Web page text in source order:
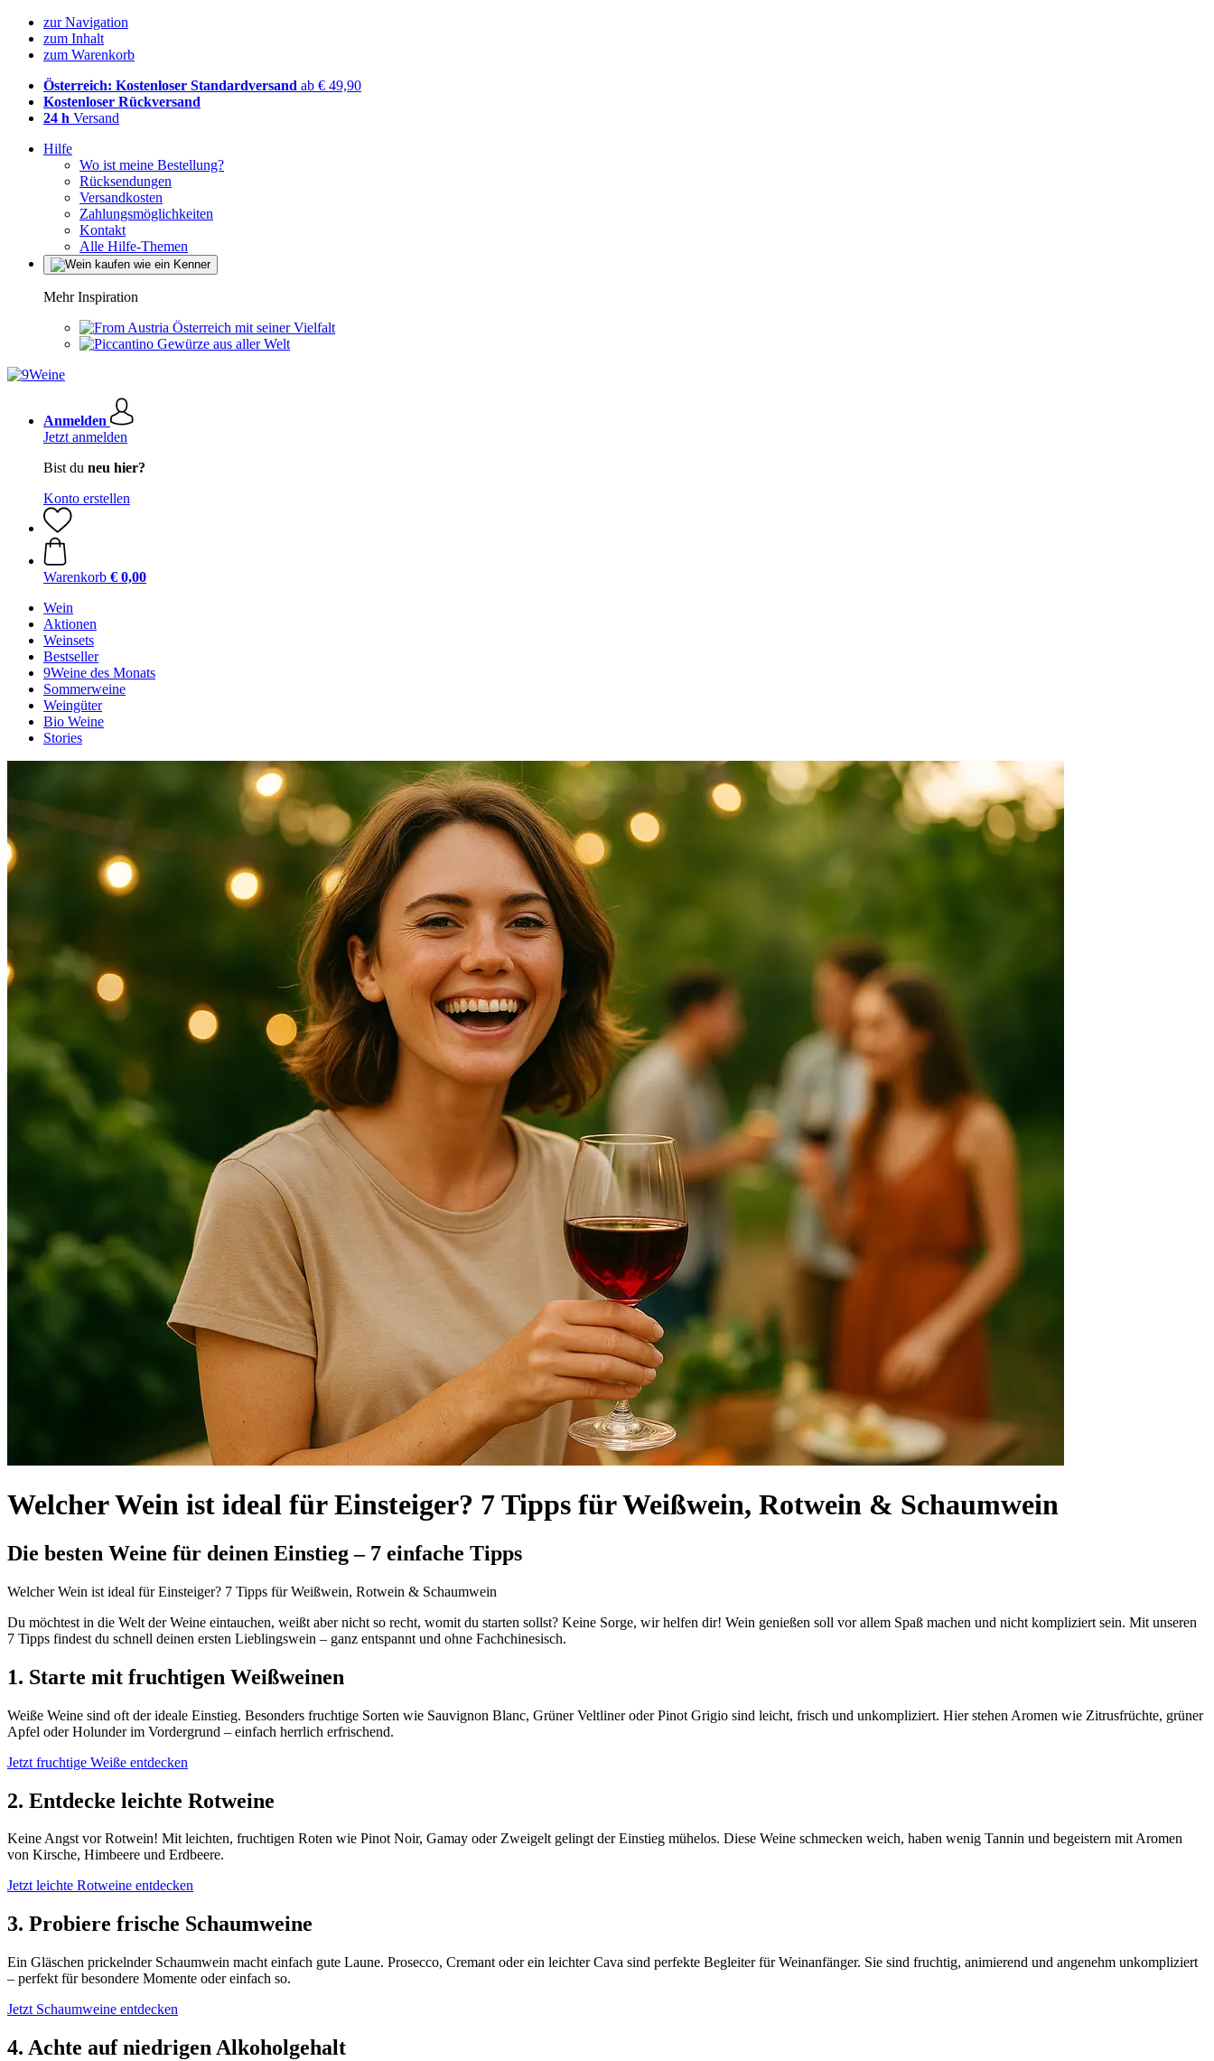
zur Navigation
zum Inhalt
zum Warenkorb
Österreich: Kostenloser Standardversand ab € 49,90
Kostenloser Rückversand
24 h Versand
Hilfe
Wo ist meine Bestellung?
Rücksendungen
Versandkosten
Zahlungsmöglichkeiten
Kontakt
Alle Hilfe-Themen
Mehr Inspiration
Österreich mit seiner Vielfalt
Gewürze aus aller Welt
Anmelden
Jetzt anmelden
Bist du neu hier?
Konto erstellen
Warenkorb € 0,00
Wein
Aktionen
Weinsets
Bestseller
9Weine des Monats
Sommerweine
Weingüter
Bio Weine
Stories
Welcher Wein ist ideal für Einsteiger? 7 Tipps für Weißwein, Rotwein & Schaumwein
Die besten Weine für deinen Einstieg – 7 einfache Tipps
Welcher Wein ist ideal für Einsteiger? 7 Tipps für Weißwein, Rotwein & Schaumwein
Du möchtest in die Welt der Weine eintauchen, weißt aber nicht so recht, womit du starten sollst? Keine Sorge, wir helfen dir! Wein genießen soll vor allem Spaß machen und nicht kompliziert sein. Mit unseren
7 Tipps findest du schnell deinen ersten Lieblingswein – ganz entspannt und ohne Fachchinesisch.
1. Starte mit fruchtigen Weißweinen
Weiße Weine sind oft der ideale Einstieg. Besonders fruchtige Sorten wie Sauvignon Blanc, Grüner Veltliner oder Pinot Grigio sind leicht, frisch und unkompliziert. Hier stehen Aromen wie Zitrusfrüchte, grüner
Apfel oder Holunder im Vordergrund – einfach herrlich erfrischend.
Jetzt fruchtige Weiße entdecken
2. Entdecke leichte Rotweine
Keine Angst vor Rotwein! Mit leichten, fruchtigen Roten wie Pinot Noir, Gamay oder Zweigelt gelingt der Einstieg mühelos. Diese Weine schmecken weich, haben wenig Tannin und begeistern mit Aromen
von Kirsche, Himbeere und Erdbeere.
Jetzt leichte Rotweine entdecken
3. Probiere frische Schaumweine
Ein Gläschen prickelnder Schaumwein macht einfach gute Laune. Prosecco, Cremant oder ein leichter Cava sind perfekte Begleiter für Weinanfänger. Sie sind fruchtig, animierend und angenehm unkompliziert
– perfekt für besondere Momente oder einfach so.
Jetzt Schaumweine entdecken
4. Achte auf niedrigen Alkoholgehalt